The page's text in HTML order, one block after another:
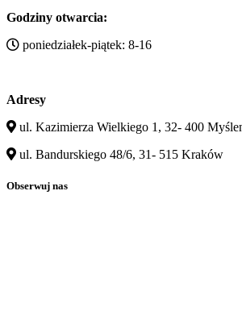
Godziny otwarcia:
poniedziałek-piątek: 8-16
Adresy
ul. Kazimierza Wielkiego 1, 32- 400
ul. Bandurskiego 48/6, 31- 515 Kraków
Obserwuj nas